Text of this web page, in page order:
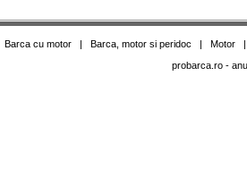
Barca cu motor| Barca, motor si peridoc | Motor
probarca.ro-